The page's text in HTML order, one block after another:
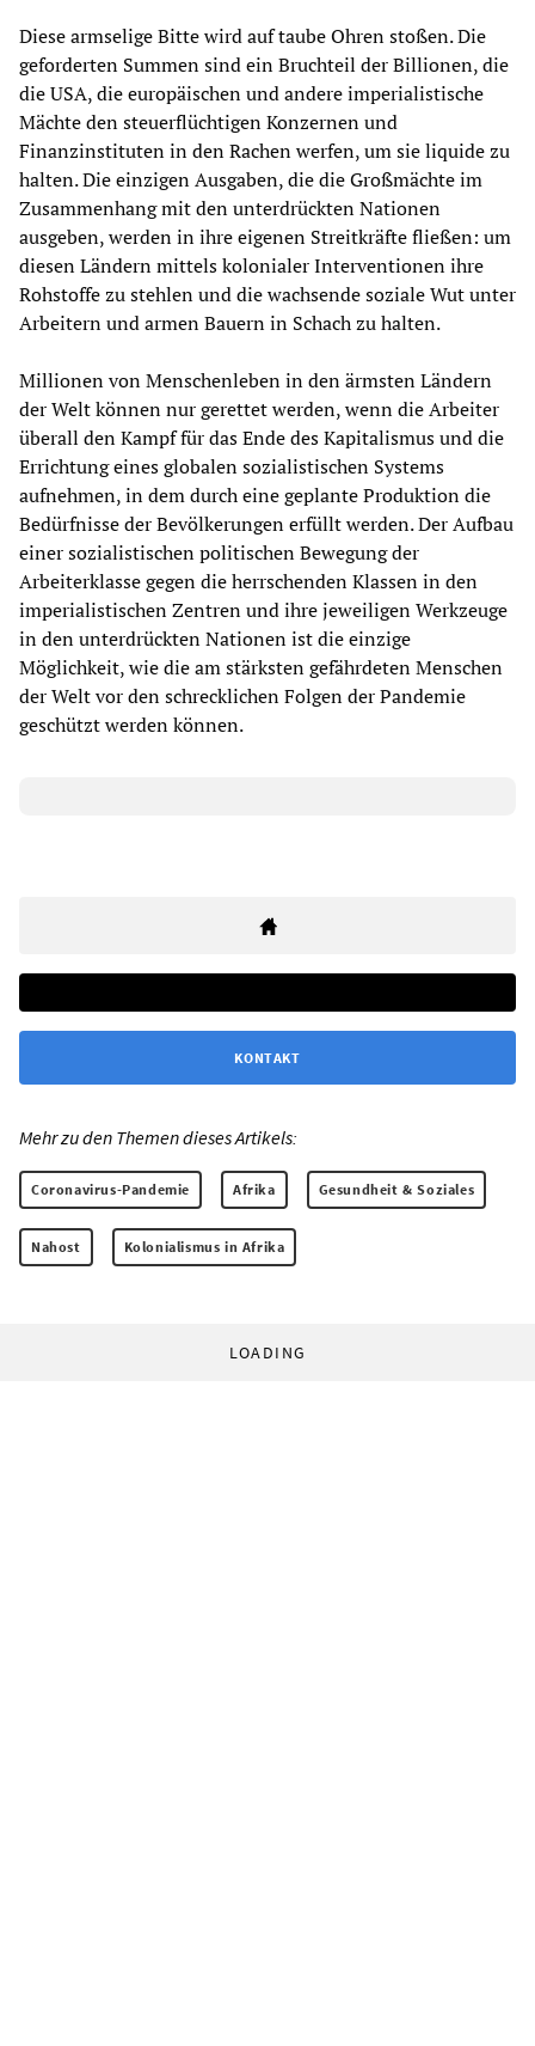
Diese armselige Bitte wird auf taube Ohren stoßen. Die
geforderten Summen sind ein Bruchteil der Billionen, die
die USA, die europäischen und andere imperialistische
Mächte den steuerflüchtigen Konzernen und
Finanzinstituten in den Rachen werfen, um sie liquide zu
halten. Die einzigen Ausgaben, die die Großmächte im
Zusammenhang mit den unterdrückten Nationen
ausgeben, werden in ihre eigenen Streitkräfte fließen: um
diesen Ländern mittels kolonialer Interventionen ihre
Rohstoffe zu stehlen und die wachsende soziale Wut unter
Arbeitern und armen Bauern in Schach zu halten.
Millionen von Menschenleben in den ärmsten Ländern
der Welt können nur gerettet werden, wenn die Arbeiter
überall den Kampf für das Ende des Kapitalismus und die
Errichtung eines globalen sozialistischen Systems
aufnehmen, in dem durch eine geplante Produktion die
Bedürfnisse der Bevölkerungen erfüllt werden. Der Aufbau
einer sozialistischen politischen Bewegung der
Arbeiterklasse gegen die herrschenden Klassen in den
imperialistischen Zentren und ihre jeweiligen Werkzeuge
in den unterdrückten Nationen ist die einzige
Möglichkeit, wie die am stärksten gefährdeten Menschen
der Welt vor den schrecklichen Folgen der Pandemie
geschützt werden können.
KONTAKT
Mehr zu den Themen dieses Artikels:
Coronavirus-Pandemie Afrika Gesundheit & Soziales
Nahost Kolonialismus in Afrika
LOADING